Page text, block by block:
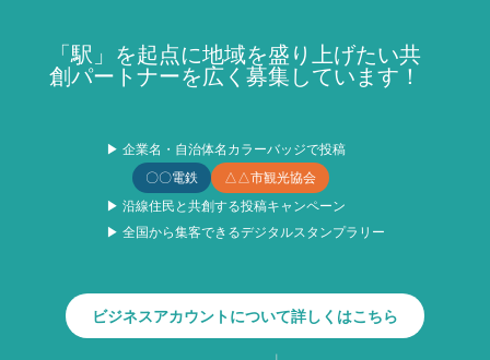
「駅」を起点に地域を盛り上げたい共
創パートナーを広く募集しています！
▶ 企業名・自治体名カラーバッジで投稿
〇〇電鉄
△△市観光協会
▶ 沿線住民と共創する投稿キャンペーン
▶ 全国から集客できるデジタルスタンプラリー
ビジネスアカウントについて詳しくはこちら